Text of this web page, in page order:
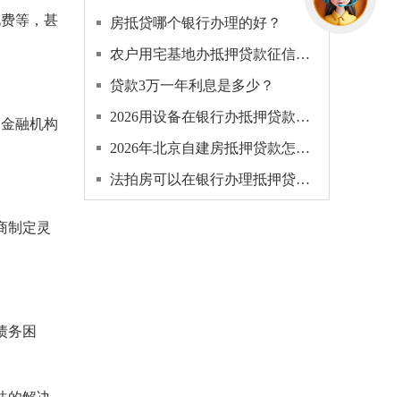
等，甚
融机构
制定灵
务困
房抵贷哪个银行办理的好？
农户用宅基地办抵押贷款征信要求高吗？
贷款3万一年利息是多少？
2026用设备在银行办抵押贷款多久放款下来？
2026年北京自建房抵押贷款怎么申请？
法拍房可以在银行办理抵押贷款吗，怎么办理？